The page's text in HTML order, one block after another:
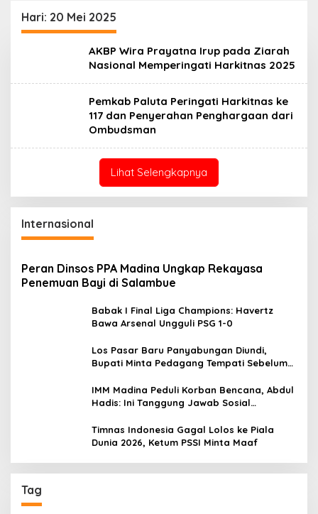
Hari: 20 Mei 2025
AKBP Wira Prayatna Irup pada Ziarah
Nasional Memperingati Harkitnas 2025
Pemkab Paluta Peringati Harkitnas ke
117 dan Penyerahan Penghargaan dari
Ombudsman
Lihat Selengkapnya
Internasional
Peran Dinsos PPA Madina Ungkap Rekayasa
Penemuan Bayi di Salambue
Babak I Final Liga Champions: Havertz
Bawa Arsenal Ungguli PSG 1-0
Los Pasar Baru Panyabungan Diundi,
Bupati Minta Pedagang Tempati Sebelum
IMM Madina Peduli Korban Bencana, Abdul
Hadis: Ini Tanggung Jawab Sosial
Timnas Indonesia Gagal Lolos ke Piala
Dunia 2026, Ketum PSSI Minta Maaf
Tag